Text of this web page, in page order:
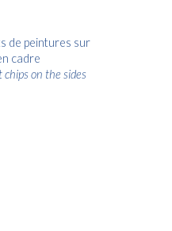
de peintures sur
cadre
on the sides